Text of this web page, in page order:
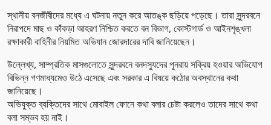
স্থানীয় বনজীবীদের মধ্যে এ ঘটনায় নতুন করে আতঙ্ক ছড়িয়ে পড়েছে। তারা সুন্দরবনে
নিরাপদে মাছ ও কাঁকড়া আহরণ নিশ্চিত করতে বন বিভাগ, কোস্টগার্ড ও আইনশৃঙ্খলা
রক্ষাকারী বাহিনীর নিয়মিত অভিযান জোরদারের দাবি জানিয়েছেন।
উল্লেখ্য, সাম্প্রতিক মাসগুলোতে সুন্দরবনে বনদস্যুদের পুনরায় সক্রিয় হওয়ার অভিযোগ
বিভিন্ন গণমাধ্যমেও উঠে এসেছে এবং সরকার এ বিষয়ে কঠোর অবস্থানের কথা
জানিয়েছে।
অভিযুক্ত ব্যক্তিদের সাথে মোবাইল ফোনে কথা বলার চেষ্টা করলেও তাদের সাথে কথা
বলা সম্ভব হয় নাই।